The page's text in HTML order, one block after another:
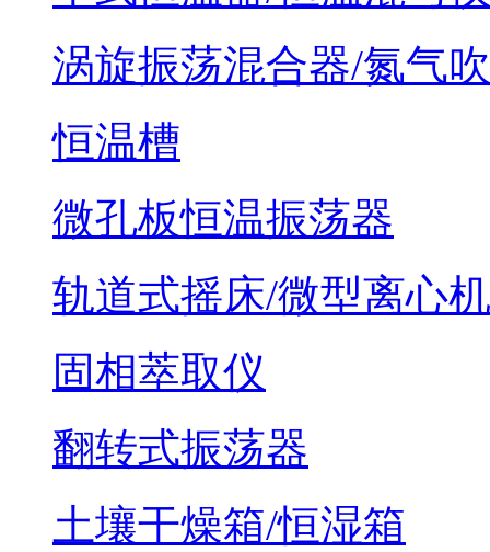
涡旋振荡混合器/氮气
恒温槽
微孔板恒温振荡器
轨道式摇床/微型离心机
固相萃取仪
翻转式振荡器
土壤干燥箱/恒湿箱